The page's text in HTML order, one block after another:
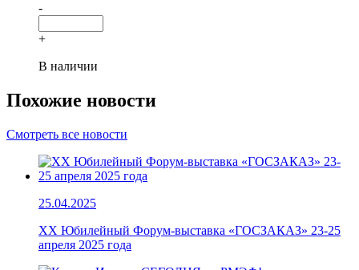
-
+
В наличии
Похожие новости
Смотреть все новости
25.04.2025
ХХ Юбилейный Форум-выставка «ГОСЗАКАЗ» 23-25
апреля 2025 года